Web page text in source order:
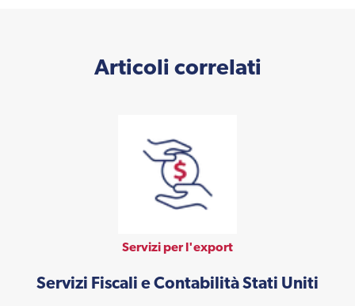
Articoli correlati
Servizi per l'export
Servizi Fiscali e Contabilità Stati Uniti